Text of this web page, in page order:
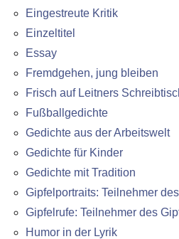
Eingestreute Kritik
Einzeltitel
Essay
Fremdgehen, jung bleiben
Frisch auf Leitners
Fußballgedichte
Gedichte aus der Arbeitswelt
Gedichte für Kinder
Gedichte mit Tradition
Gipfelportraits: Teilnehmer
Gipfelrufe: Teilnehmer des
Humor in der Lyrik